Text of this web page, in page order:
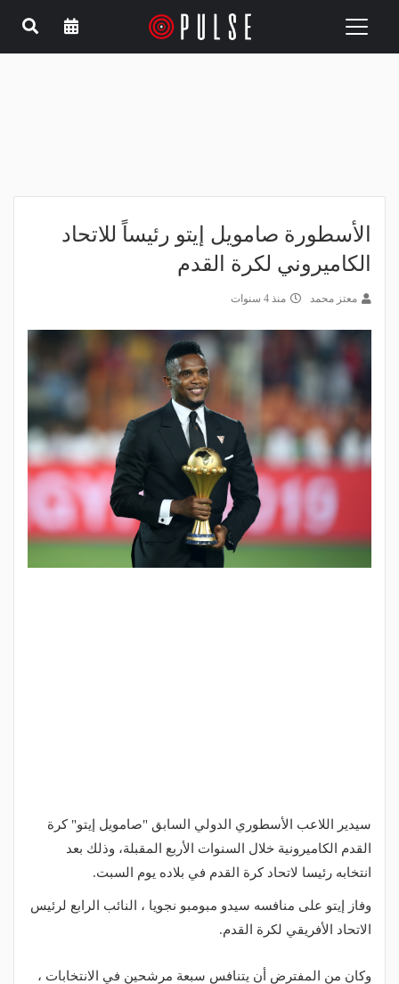
Toggle
الأسطورة صامويل إيتو رئيساً للاتحاد
الكاميروني لكرة القدم
معتز محمد منذ 4 سنوات
سيدير ​​اللاعب الأسطوري الدولي السابق "صامويل إيتو" كرة
القدم الكاميرونية خلال السنوات الأربع المقبلة، وذلك بعد
انتخابه رئيسا لاتحاد كرة القدم في بلاده يوم السبت.
وفاز إيتو على منافسه سيدو مبومبو نجويا ، النائب الرابع لرئيس
الاتحاد الأفريقي لكرة القدم.
وكان من المفترض أن يتنافس سبعة مرشحين في الانتخابات ،